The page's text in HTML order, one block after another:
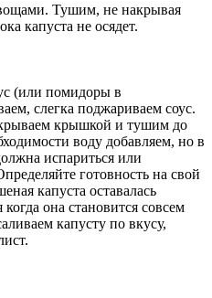
Тушим, не накрывая
капуста не осядет.
(или помидоры в
слегка поджариваем соус.
крышкой и тушим до
воду добавляем, но в
испариться или
готовность на свой
капуста оставалась
она становится совсем
капусту по вкусу,